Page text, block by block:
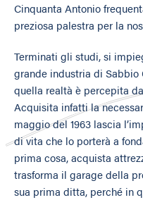
Cinquanta Antonio
preziosa palestra per la
Terminati gli studi, si
grande industria di Sabbio
quella realtà è percepita
Acquisita infatti la
maggio del 1963 lascia
di vita che lo porterà a
prima cosa, acquista
trasforma il garage della
sua prima ditta, perché in